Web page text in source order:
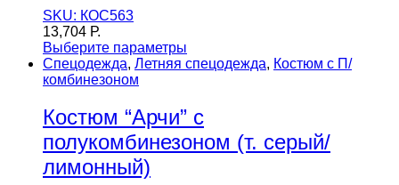
SKU: КОС563
13,704 Р.
Выберите параметры
Спецодежда, Летняя спецодежда, Костюм с П/
комбинезоном
Костюм “Арчи” с
полукомбинезоном (т. серый/
лимонный)